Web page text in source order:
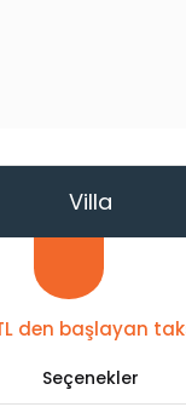
Villa
TL den başlayan
Seçenekler